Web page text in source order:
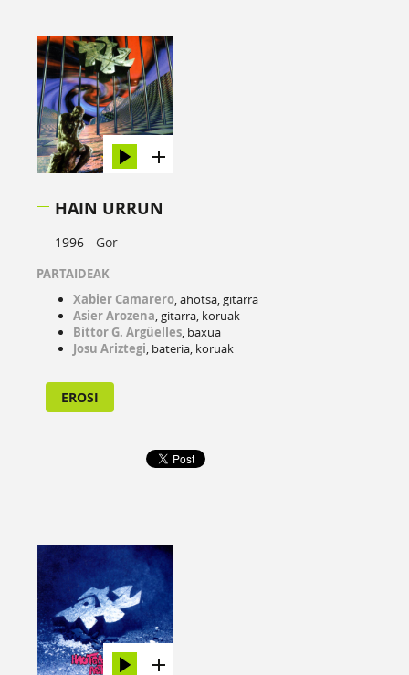
HAIN URRUN
1996 - Gor
PARTAIDEAK
Xabier Camarero, ahotsa, gitarra
Asier Arozena, gitarra, koruak
Bittor G. Argüelles, baxua
Josu Ariztegi, bateria, koruak
EROSI